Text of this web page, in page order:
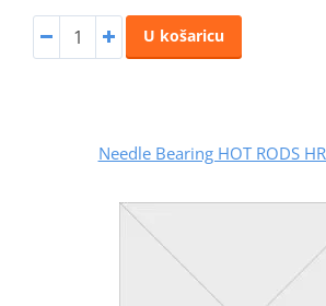
U košaricu
Needle Bearing HOT RODS